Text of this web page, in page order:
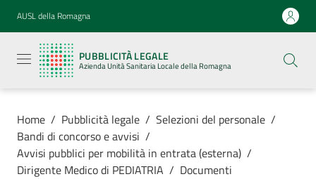
Vai al contenuto
Vai alla navigazione
Vai al footer
AUSL della Romagna
PUBBLICITÀ LEGALE
Azienda Unità Sanitaria Locale della Romagna
legale
Azienda
Unità
Locale della
Home / Pubblicità legale / Selezioni del personale /
Bandi di concorso e avvisi /
Avvisi pubblici per mobilità in entrata (esterna) /
Dirigente Medico di PEDIATRIA / Documenti